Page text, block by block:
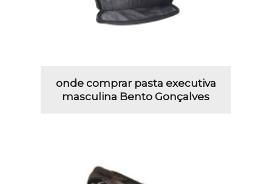
onde comprar pasta executiva
masculina Bento Gonçalves